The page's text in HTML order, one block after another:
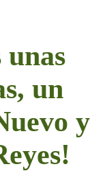
unas
un
y